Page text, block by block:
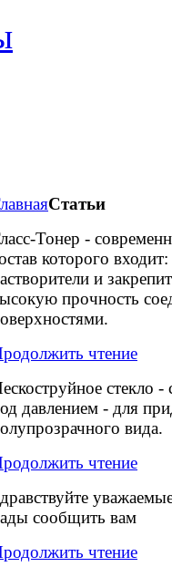
Статьи
Тонер -
которого
и
прочность
чтение
стекло -
давлением - для
вида.
чтение
сообщить вам
чтение